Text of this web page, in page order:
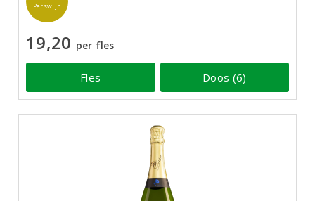
Perswijn
19,20 per fles
Fles Doos (6)